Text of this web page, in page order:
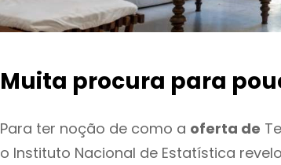
Muita procura para
Para ter noção de como a oferta de
o Instituto Nacional de Estatística